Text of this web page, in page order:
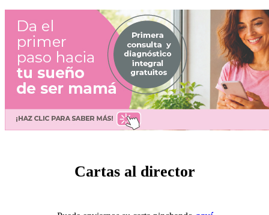
Cartas al director